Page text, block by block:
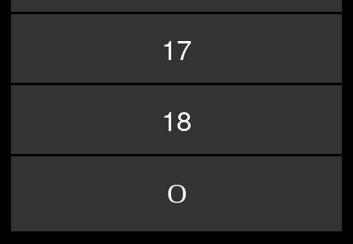
17
18